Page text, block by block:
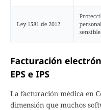
Ley 1581 de 2012
Facturación
EPS e IPS
La facturación médica en
dimensión que muchos